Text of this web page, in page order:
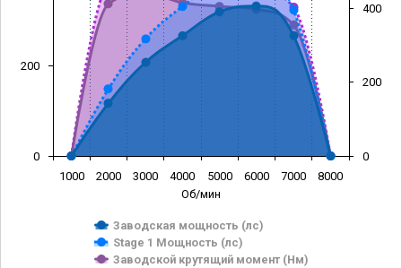
Об/мин
Заводская мощность (лс)
Stage 1 Мощность (лс)
Заводской крутящий момент (Нм)
1000 2000 3000 4000 5000 6000 7000 8000
0
200
0
200
400